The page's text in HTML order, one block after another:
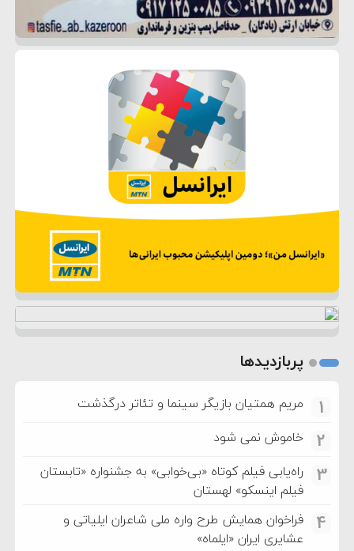
پربازدیدها
1 مریم همتیان بازیگر سینما و تئاتر درگذشت
2 خاموش نمی شود
3
راه‌یابی فیلم کوتاه «بی‌خوابی» به جشنواره «تابستان
فیلم اینسکو» لهستان
4
فراخوان همایش طرح واره ملی شاعران ایلیاتی و
عشایری ایران «ایلماه»